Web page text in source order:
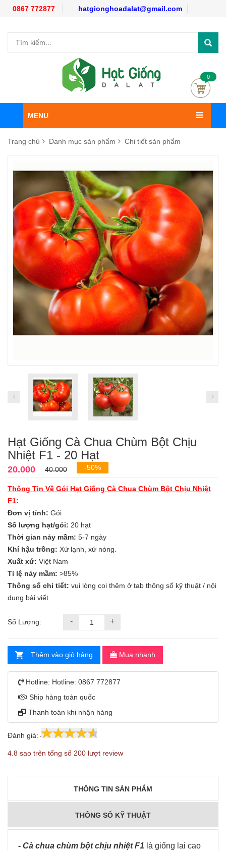
0867 772877 hatgionghoadalat@gmail.com
0
MENU
Trang chủ Danh mục sản phẩm Chi tiết sản phẩm
Hạt Giống Cà Chua Chùm Bột Chịu
Nhiệt F1 - 20 Hạt
20.000 40.000 -50%
Thông Tin Về Gói Hạt Giống Cà Chua Chùm Bột Chịu Nhiệt
F1:
Đơn vị tính: Gói
Số lượng hạt/gói: 20 hạt
Thời gian nảy mầm: 5-7 ngày
Khí hậu trồng: Xứ lạnh, xứ nóng.
Xuất xứ: Việt Nam
Tỉ lệ nảy mầm: >85%
Thông số chi tiết: vui lòng coi thêm ở tab thông số kỹ thuật / nội
dung bài viết
Số Lượng: - +
Thêm vào giỏ hàng Mua nhanh
Hotline: Hotline: 0867 772877
Ship hàng toàn quốc
Thanh toán khi nhận hàng
Đánh giá: 4.8 200
4.8 sao trên tổng số 200 lượt review
THÔNG TIN SẢN PHẨM
THÔNG SỐ KỸ THUẬT
- Cà chua chùm bột chịu nhiệt F1 là giống lai cao